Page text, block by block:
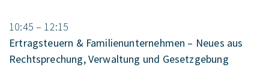
10:45 – 12:15
Ertragsteuern & Familienunternehmen – Neues aus
Rechtsprechung, Verwaltung und Gesetzgebung